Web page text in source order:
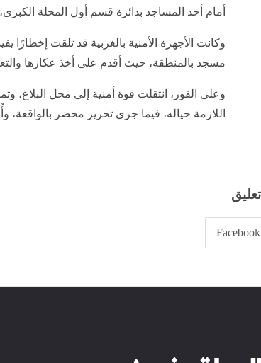
أمام أحد المساجد بدائرة قسم أول المحلة
وكانت الأجهزة الأمنية بالغربية قد تلقت
مسجد بالمنطقة، حيث أقدم على أخذ عكازها
وعلى الفور، انتقلت قوة أمنية إلى محل البلاغ،
اللازمة حياله، فيما جرى تحرير محضر بالواقعة،
Facebook